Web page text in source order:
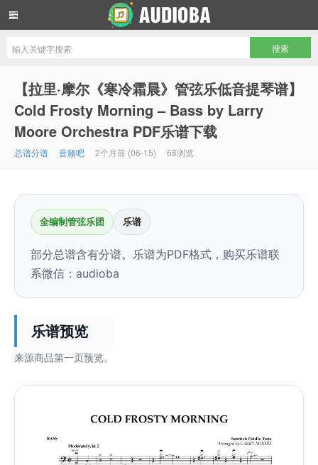
【拉里·摩尔《寒冷霜晨》管弦乐低音提琴谱】
Cold Frosty Morning – Bass by Larry
Moore Orchestra PDF乐谱下载
总谱分谱 音频吧 2个月前 (06-15) 68浏览
全编制管弦乐团 乐谱
部分总谱含有分谱。乐谱为PDF格式，购买乐谱联
系微信：audioba
乐谱预览
来源商品第一页预览。